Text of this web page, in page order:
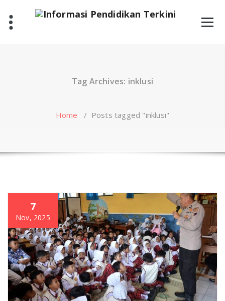
content
Tag Archives: inklusi
Home / Posts tagged "inklusi"
7
Nov, 2025